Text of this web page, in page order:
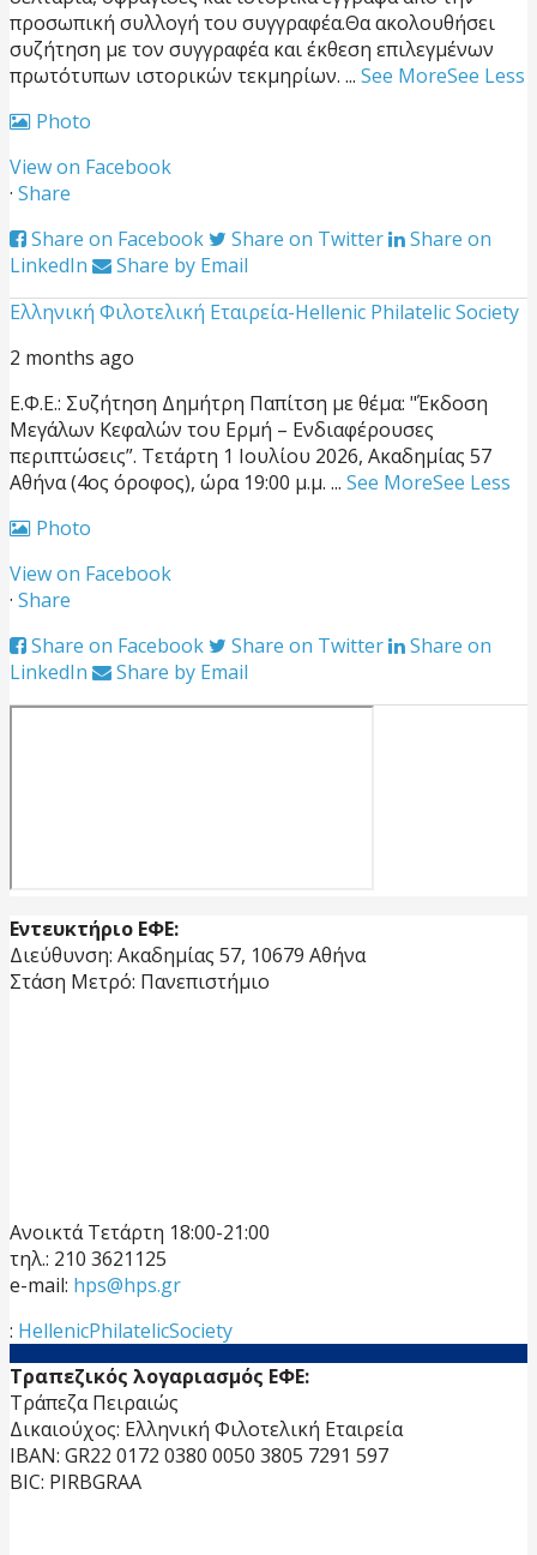
προσωπική συλλογή του συγγραφέα.Θα ακολουθήσει
συζήτηση με τον συγγραφέα και έκθεση επιλεγμένων
πρωτότυπων ιστορικών τεκμηρίων. ... See MoreSee Less
Photo
View on Facebook
· Share
Share on Facebook
Share on Twitter
Share on
LinkedIn
Share by Email
Ελληνική Φιλοτελική Εταιρεία-Hellenic Philatelic Society
2 months ago
Ε.Φ.Ε.: Συζήτηση Δημήτρη Παπίτση με θέμα: "Έκδοση
Μεγάλων Κεφαλών του Ερμή – Ενδιαφέρουσες
περιπτώσεις”. Τετάρτη 1 Ιουλίου 2026, Ακαδημίας 57
Αθήνα (4ος όροφος), ώρα 19:00 μ.μ. ... See MoreSee Less
Photo
View on Facebook
· Share
Share on Facebook
Share on Twitter
Share on
LinkedIn
Share by Email
Εντευκτήριο ΕΦΕ:
Διεύθυνση: Ακαδημίας 57, 10679 Αθήνα
Στάση Μετρό: Πανεπιστήμιο
Ανοικτά Τετάρτη 18:00-21:00
τηλ.: 210 3621125
e-mail: hps@hps.gr
: HellenicPhilatelicSociety
Τραπεζικός λογαριασμός ΕΦΕ:
Τράπεζα Πειραιώς
Δικαιούχος: Ελληνική Φιλοτελική Εταιρεία
IBAN: GR22 0172 0380 0050 3805 7291 597
BIC: PIRBGRAA